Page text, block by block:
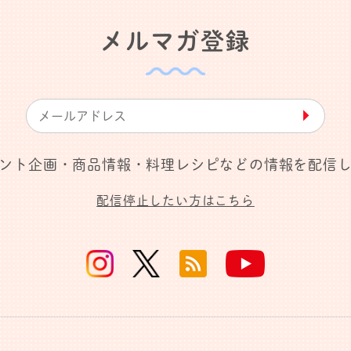
メルマガ登録
▶︎
ト企画・商品情報・料理レシピなどの情報を配信
配信停止したい方はこちら